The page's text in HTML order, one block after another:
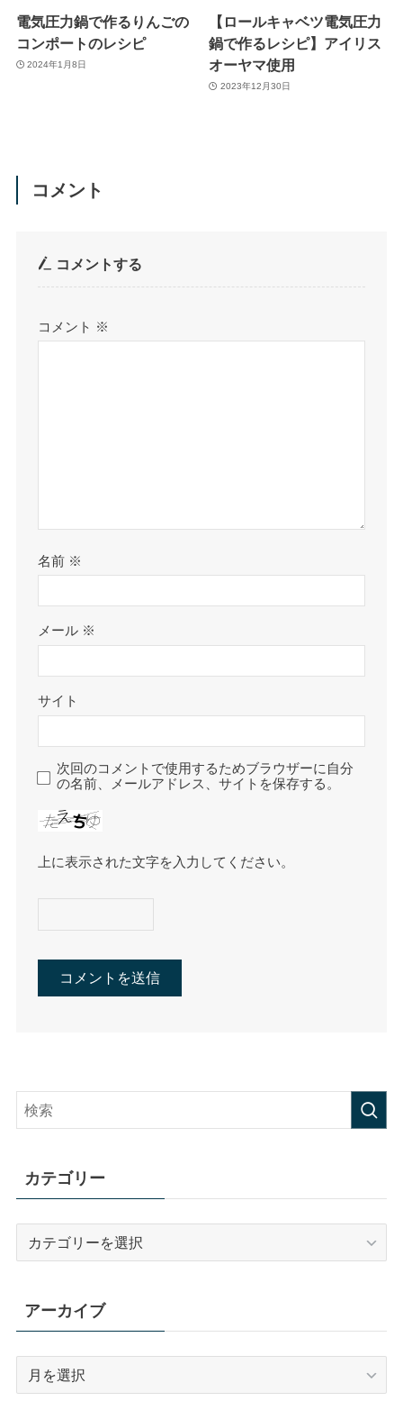
電気圧力鍋で作るりんごの
コンポートのレシピ
2024年1月8日
【ロールキャベツ電気圧力
鍋で作るレシピ】アイリス
オーヤマ使用
2023年12月30日
コメント
コメントする
コメント ※
名前 ※
メール ※
サイト
次回のコメントで使用するためブラウザーに自分
の名前、メールアドレス、サイトを保存する。
上に表示された文字を入力してください。
カテゴリー
リ
ー
アーカイブ